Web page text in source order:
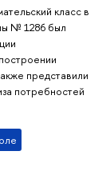
класс в
№ 1286 был
представили
потребностей